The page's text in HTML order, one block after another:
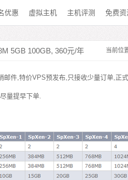
优惠 虚拟主机 主机评测 免费资
当前位
5GB 100GB, 360元/年
邮件,特价VPS预发布,只接收少量订单,正
量提早下单.